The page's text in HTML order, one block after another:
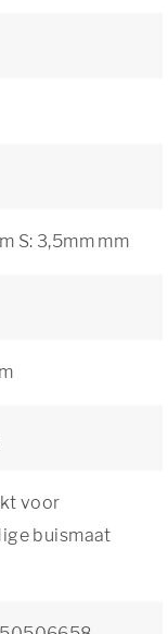
S: 3,5mm mm
voor
buismaat